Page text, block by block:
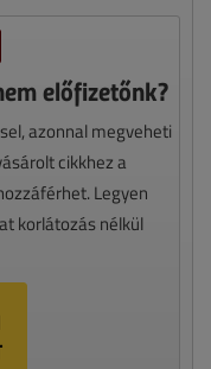
előfizetőnk?
azonnal megveheti
cikkhez a
Legyen
korlátozás nélkül